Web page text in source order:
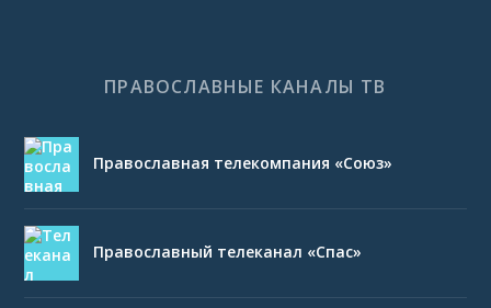
ПРАВОСЛАВНЫЕ КАНАЛЫ ТВ
Православная телекомпания «Союз»
Православный телеканал «Спас»